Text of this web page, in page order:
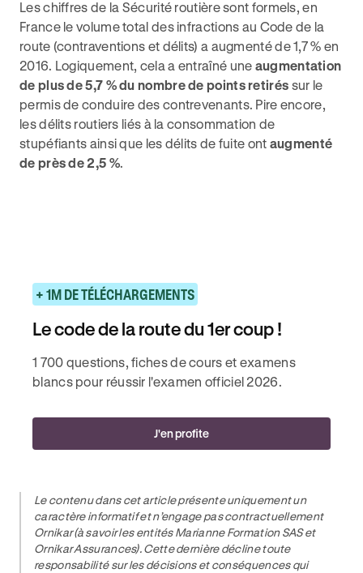
Les chiffres de la Sécurité routière sont formels, en
France le volume total des infractions au Code de la
route (contraventions et délits) a augmenté de 1,7 % en
2016. Logiquement, cela a entraîné une augmentation
de plus de 5,7 % du nombre de points retirés sur le
permis de conduire des contrevenants. Pire encore,
les délits routiers liés à la consommation de
stupéfiants ainsi que les délits de fuite ont augmenté
de près de 2,5 %.
+ 1M DE TÉLÉCHARGEMENTS
Le code de la route du 1er coup !
1 700 questions, fiches de cours et examens
blancs pour réussir l'examen officiel 2026.
J'en profite
Le contenu dans cet article présente uniquement un
caractère informatif et n’engage pas contractuellement
Ornikar (à savoir les entités Marianne Formation SAS et
Ornikar Assurances). Cette dernière décline toute
responsabilité sur les décisions et conséquences qui